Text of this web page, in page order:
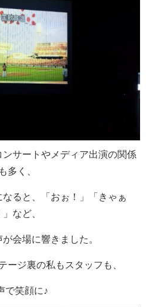
サートやメディア出演の関係
多く、
ると、「おぉ！」「きゃぁ
」など、
会場に響きました。
ージ裏の私もスタッフも、
で笑顔に♪